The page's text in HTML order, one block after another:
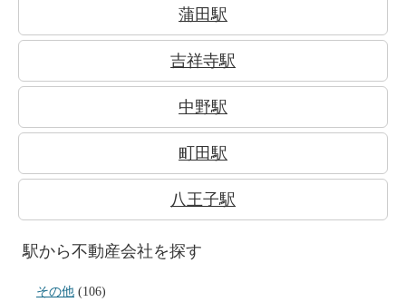
蒲田駅
吉祥寺駅
中野駅
町田駅
八王子駅
駅から不動産会社を探す
その他 (106)